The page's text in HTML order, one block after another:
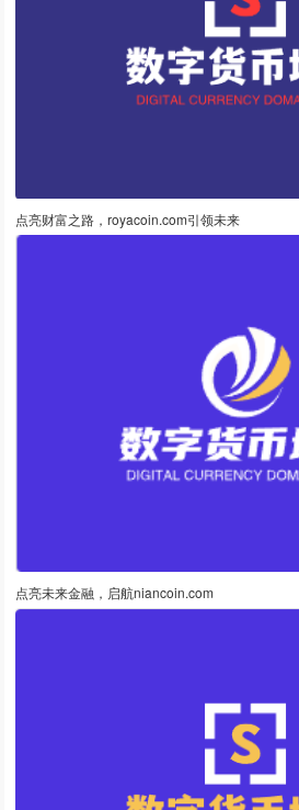
点亮财富之路，royacoin.com引领未来
点亮未来金融，启航niancoin.com